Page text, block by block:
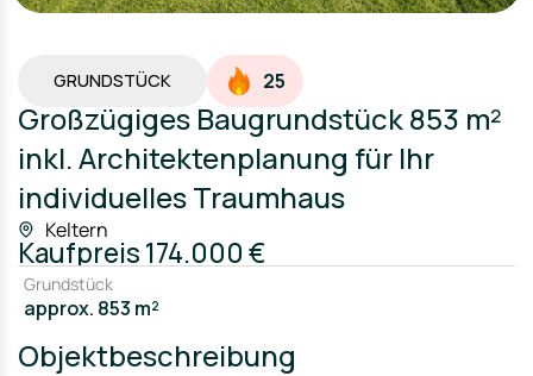
GRUNDSTÜCK 25
Großzügiges Baugrundstück 853 m²
inkl. Architektenplanung für Ihr
individuelles Traumhaus
Keltern
Kaufpreis174.000 €
Grundstück
approx. 853 m²
Objektbeschreibung